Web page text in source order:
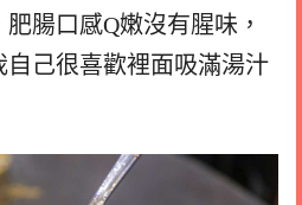
腸口感Q嫩沒有腥味，
己很喜歡裡面吸滿湯汁